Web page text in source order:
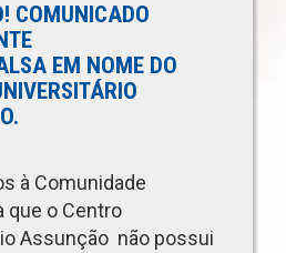
COMUNICADO
EM NOME DO
à Comunidade
que o Centro
Assunção não possui